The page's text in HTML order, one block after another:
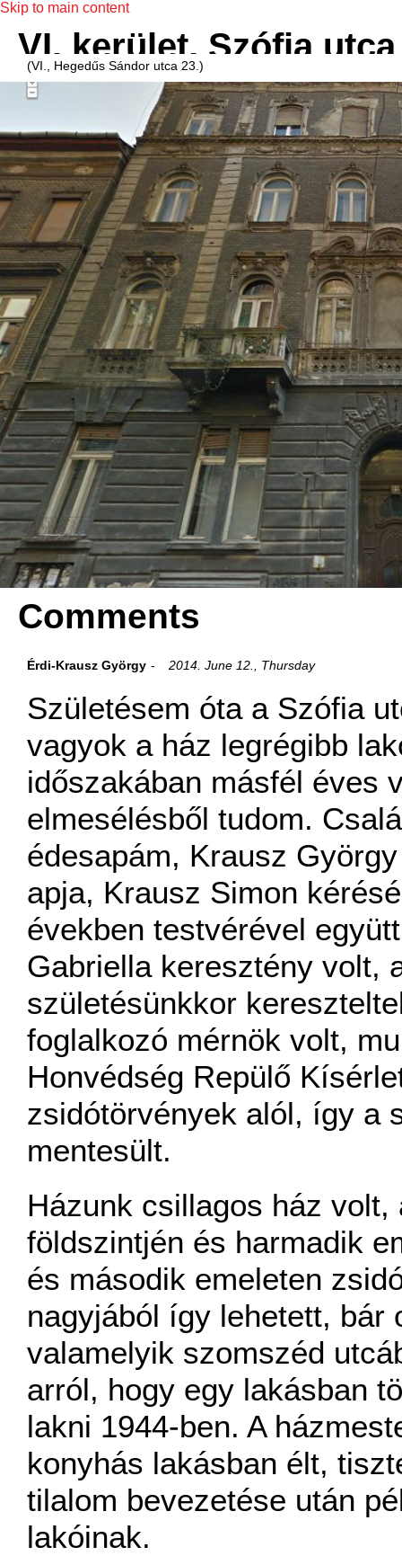
Skip to main content
VI. kerület, Szófia utca
(VI., Hegedűs Sándor utca 23.)
Comments
Érdi-Krausz György 2014. June 12., Thursday
Születésem óta a Szófia
vagyok a ház legrégibb
időszakában másfél éves
elmesélésből tudom.
édesapám, Krausz
apja, Krausz Simon
években testvérével
Gabriella keresztény volt,
születésünkkor
foglalkozó mérnök volt,
Honvédség Repülő
zsidótörvények alól, így a
mentesült.
Házunk csillagos ház
földszintjén és harmadik
és második emeleten
nagyjából így lehetett, bár
valamelyik szomszéd
arról, hogy egy lakásban
lakni 1944-ben. A
konyhás lakásban élt,
tilalom bevezetése után
lakóinak.